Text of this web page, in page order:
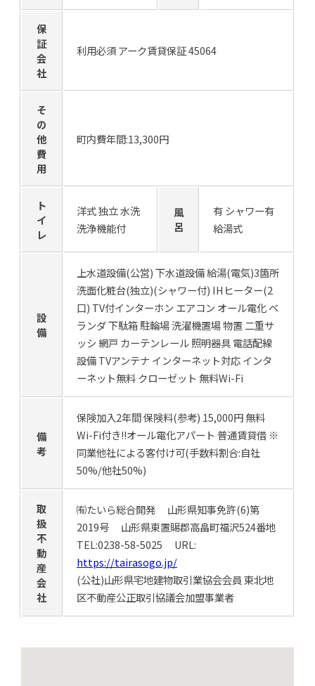
保
証
会
社
利用必須 アーク賃貸保証 45064
そ
の
他
費
用
町内費年間:13,300円
ト
イ
レ
洋式 独立 水洗
洗浄機能付
風
呂
有 シャワー有
給湯式
設
備
上水道設備(公営) 下水道設備 給湯(電気)3箇所
洗面化粧台(独立)(シャワー付) IHヒーター(2
口) TV付インターホン エアコン オール電化 ベ
ランダ 下駄箱 駐輪場 洗濯機置場 物置 二重サ
ッシ 網戸 カーテンレール 照明器具 電話配線
設備 TVアンテナ インターネット対応 インタ
ーネット無料 クローゼット 無料Wi-Fi
備
考
保険加入2年間 保険料(参考) 15,000円 無料
Wi-Fi付き!!オール電化アパート 普通賃貸借 ※
同業他社による客付け可(手数料割合:自社
50%/他社50%)
取
扱
不
動
産
会
社
㈲たいら総合開発 山形県知事免許(6)第
2019号 山形県東置賜郡高畠町福沢524番地
TEL:0238-58-5025 URL:
https://tairasogo.jp/
(公社)山形県宅地建物取引業協会会員 東北地
区不動産公正取引協議会加盟事業者